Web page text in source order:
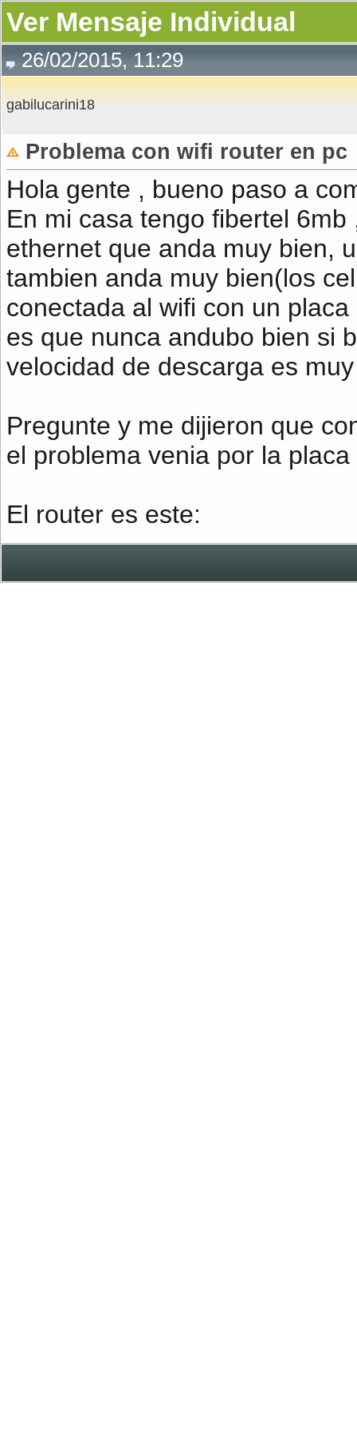
Ver Mensaje Individual
26/02/2015, 11:29
gabilucarini18
Problema con wifi router en pc
Hola gente , bueno paso a
En mi casa tengo fibertel
ethernet que anda muy bien,
tambien anda muy bien(los
conectada al wifi con un
es que nunca andubo bien si
velocidad de descarga es
Pregunte y me dijieron que
el problema venia por la placa
El router es este: